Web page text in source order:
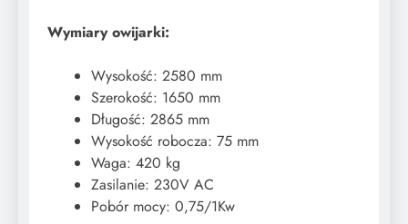
Wymiary owijarki:
Wysokość: 2580 mm
Szerokość: 1650 mm
Długość: 2865 mm
Wysokość robocza: 75 mm
Waga: 420 kg
Zasilanie: 230V AC
Pobór mocy: 0,75/1Kw